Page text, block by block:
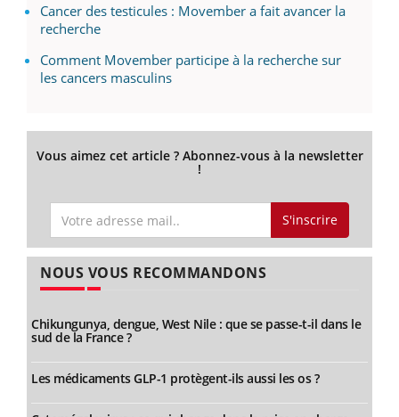
Cancer des testicules : Movember a fait avancer la
recherche
Comment Movember participe à la recherche sur
les cancers masculins
Vous aimez cet article ? Abonnez-vous à la newsletter
!
S'inscrire
NOUS VOUS RECOMMANDONS
Chikungunya, dengue, West Nile : que se passe-t-il dans le
sud de la France ?
Les médicaments GLP-1 protègent-ils aussi les os ?